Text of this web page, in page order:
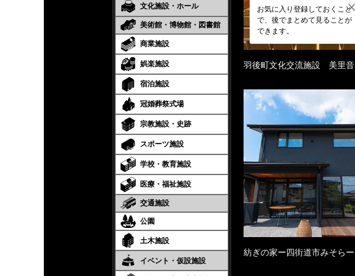
文化施設・ホール
美術館・博物館・図書館
商業施設
娯楽施設
宿泊施設
冠婚葬祭式場
宗教施設・史跡
スポーツ施設
学校・教育施設
医療・福祉施設
交通施設
公園
土木施設
イベント・仮設施設
お気に入り登録しておくこと
で、後でまとめて見ることが
できます。
羽後町文化交流施設 美里音
紡ぎの家ー四街道市みそらー